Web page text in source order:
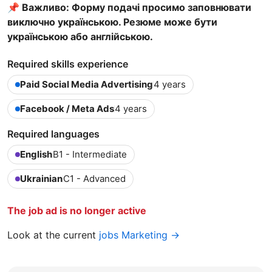
📌 Важливо: Форму подачі просимо заповнювати
виключно українською. Резюме може бути
українською або англійською.
Required skills experience
Paid Social Media Advertising4 years
Facebook / Meta Ads4 years
Required languages
EnglishB1 - Intermediate
UkrainianC1 - Advanced
The job ad is no longer active
Look at the current jobs Marketing →